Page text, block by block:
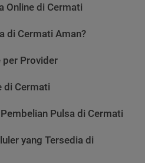
Online di Cermati
di Cermati Aman?
per Provider
di Cermati
Pulsa di Cermati
yang Tersedia di